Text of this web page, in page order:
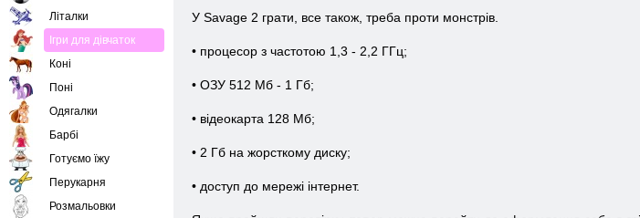
У Savage 2 грати, все також, треба проти монстрів.
• процесор з частотою 1,3 - 2,2 ГГц;
• ОЗУ 512 Мб - 1 Гб;
• відеокарта 128 Мб;
• 2 Гб на жорсткому диску;
• доступ до мережі інтернет.
Літалки
Ігри для дівчаток
Коні
Поні
Одягалки
Барбі
Готуємо їжу
Перукарня
Розмальовки